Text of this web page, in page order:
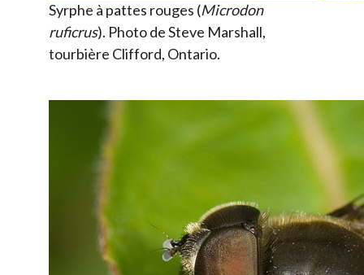
Syrphe à pattes rouges (Microdon
ruficrus). Photo de Steve Marshall,
tourbière Clifford, Ontario.